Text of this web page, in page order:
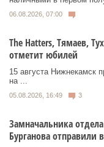
06.08.2026, 07:00
Тhe Нatters, Тямаев,
отметит юбилей
15 августа Нижнекамск
на ...
05.08.2026, 16:49 3
Замначальника
Бурганова отправили